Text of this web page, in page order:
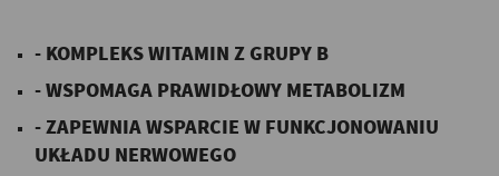
- KOMPLEKS WITAMIN Z GRUPY B
- WSPOMAGA PRAWIDŁOWY METABOLIZM
- ZAPEWNIA WSPARCIE W FUNKCJONOWANIU
UKŁADU NERWOWEGO